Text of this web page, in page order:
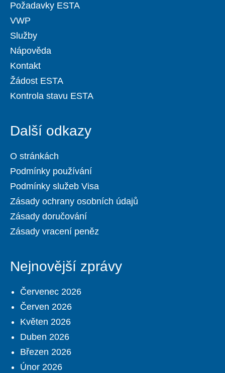
Požadavky ESTA
VWP
Služby
Nápověda
Kontakt
Žádost ESTA
Kontrola stavu ESTA
Další odkazy
O stránkách
Podmínky používání
Podmínky služeb Visa
Zásady ochrany osobních údajů
Zásady doručování
Zásady vracení peněz
Nejnovější zprávy
Červenec 2026
Červen 2026
Květen 2026
Duben 2026
Březen 2026
Únor 2026